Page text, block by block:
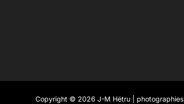
Copyright © 2026 J-M Hétru | photographies